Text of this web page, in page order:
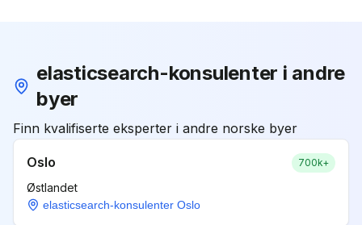
elasticsearch-konsulenter i andre
byer
Finn kvalifiserte eksperter i andre norske byer
Oslo 700k+
Østlandet
elasticsearch-konsulenter Oslo